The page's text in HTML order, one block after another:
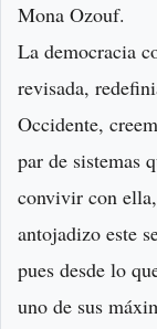
Mona Ozouf.
La democracia
revisada,
Occidente,
par de sistemas
convivir con
antojadizo este
pues desde lo
uno de sus